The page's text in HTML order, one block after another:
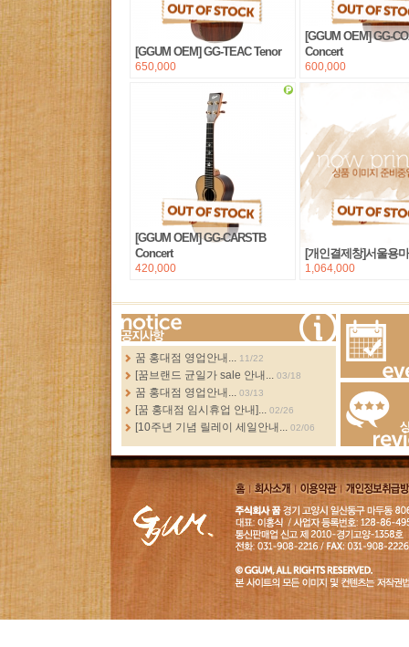
[GGUM OEM] GG-TEAC Tenor
650,000
[GGUM OEM] GG-
Concert
600,000
[GGUM OEM] GG-CARSTB
Concert
420,000
[개인결제창]서울용
1,064,000
more...
꿈 홍대점 영업안내... 11/22
[꿈브랜드 균일가 sale 안내... 03/18
꿈 홍대점 영업안내... 03/13
[꿈 홍대점 임시휴업 안내]... 02/26
[10주년 기념 릴레이 세일안내... 02/06
Events
Review
홈
회사소
개
이용약
관
개인정보취급
침